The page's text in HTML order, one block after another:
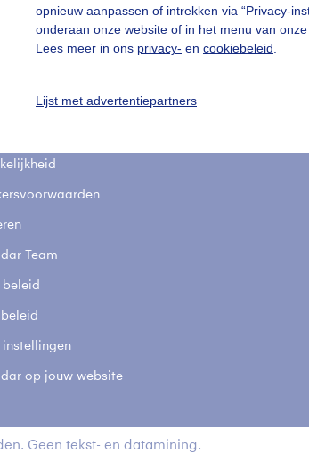
opnieuw aanpassen of intrekken via “Privacy-
onderaan onze website of in het menu van onze
Lees meer in ons privacy- en cookiebeleid
Lijst met advertentiepartners
vragen
Team
beleid
instellingen
op jouw website
Mijn weer
Geen tekst- en datamining.